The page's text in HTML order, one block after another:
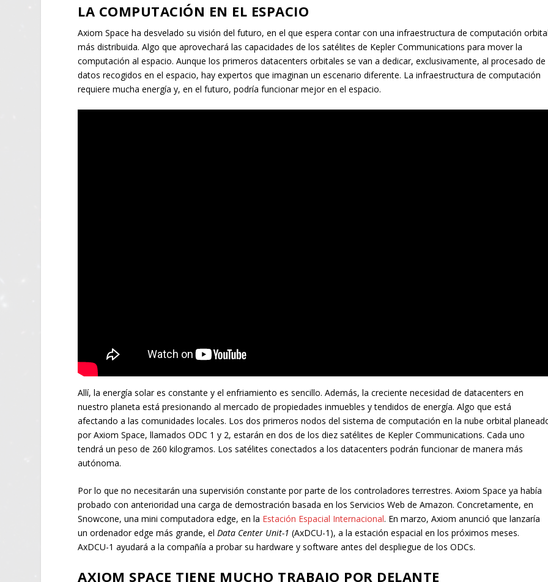
LA COMPUTACIÓN EN EL ESPACIO
Axiom Space ha desvelado su visión del futuro, en el que espera contar con una infraestructura de computación
más distribuida. Algo que aprovechará las capacidades de los satélites de Kepler Communications para mover la
computación al espacio. Aunque los primeros datacenters orbitales se van a dedicar, exclusivamente, al procesado de
datos recogidos en el espacio, hay expertos que imaginan un escenario diferente. La infraestructura de computación
requiere mucha energía y, en el futuro, podría funcionar mejor en el espacio.
Allí, la energía solar es constante y el enfriamiento es sencillo. Además, la creciente necesidad de datacenters en
nuestro planeta está presionando al mercado de propiedades inmuebles y tendidos de energía. Algo que está
afectando a las comunidades locales. Los dos primeros nodos del sistema de computación en la nube orbital
por Axiom Space, llamados ODC 1 y 2, estarán en dos de los diez satélites de Kepler Communications. Cada uno
tendrá un peso de 260 kilogramos. Los satélites conectados a los datacenters podrán funcionar de manera más
autónoma.
Por lo que no necesitarán una supervisión constante por parte de los controladores terrestres. Axiom Space ya había
probado con anterioridad una carga de demostración basada en los Servicios Web de Amazon. Concretamente, en
Snowcone, una mini computadora edge, en la Estación Espacial Internacional. En marzo, Axiom anunció que lanzaría
un ordenador edge más grande, elData Center Unit-1(AxDCU-1), a la estación espacial en los próximos meses.
AxDCU-1 ayudará a la compañía a probar su hardware y software antes del despliegue de los ODCs.
AXIOM SPACE TIENE MUCHO TRABAJO POR DELANTE